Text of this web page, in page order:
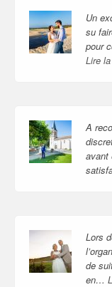
Un
su
pour
Lire
A
avant
Lors
de
en…